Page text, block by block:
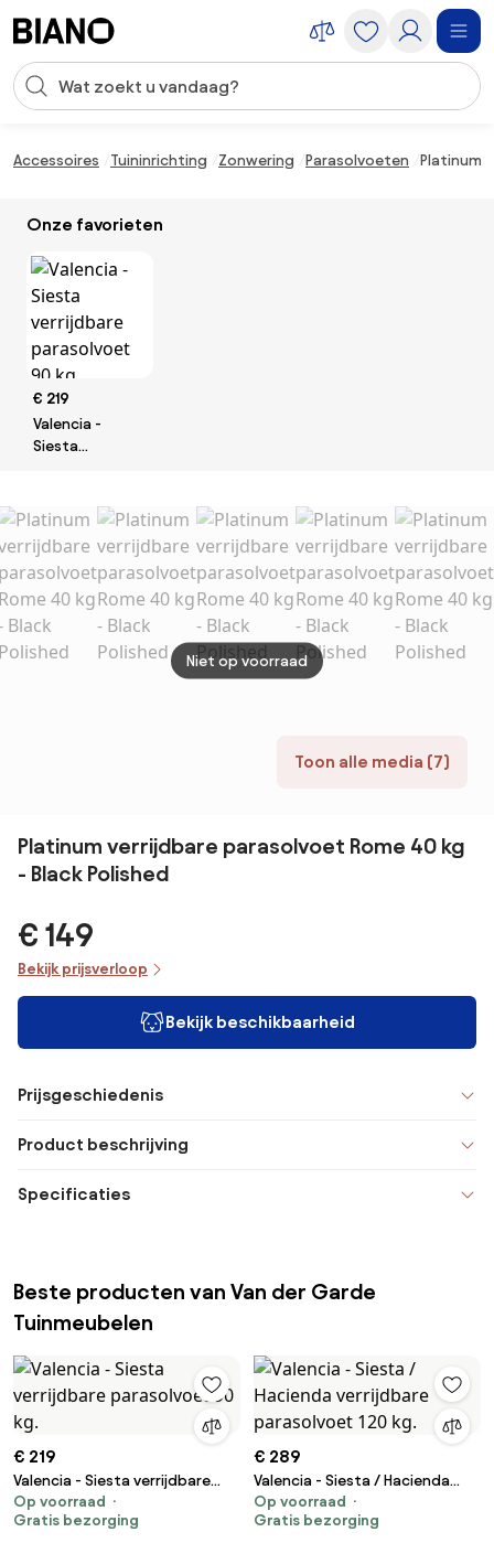
Zoekopdracht invoeren
Accessoires Tuininrichting Zonwering Parasolvoeten Platinum
Onze favorieten
€ 219
Valencia -
Siesta
kg.
Toon alle media (7)
Niet op voorraad
Platinum verrijdbare parasolvoet Rome 40 kg
- Black Polished
€ 149
Bekijk prijsverloop
Bekijk beschikbaarheid
Prijsgeschiedenis
Product beschrijving
Specificaties
Beste producten van Van der Garde
Tuinmeubelen
€ 219
Valencia - Siesta verrijdbare
parasolvoet 90 kg.
Op voorraad
Gratis bezorging
€ 289
Valencia - Siesta / Hacienda
verrijdbare parasolvoet 120 kg.
Op voorraad
Gratis bezorging